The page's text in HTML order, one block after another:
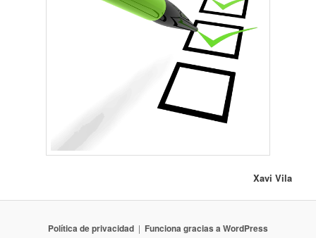
Xavi Vila
Política de privacidad Funciona gracias a WordPress